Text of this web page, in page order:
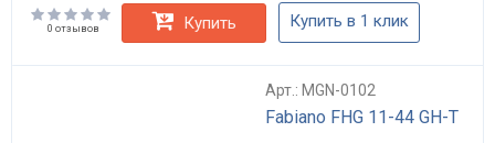
0 отзывов Купить Купить в 1 клик
Арт.: MGN-0102
Fabiano FHG 11-44 GH-T